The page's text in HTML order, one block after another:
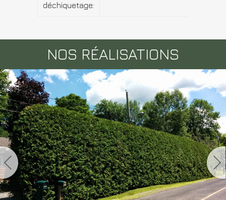
déchiquetage:
NOS RÉALISATIONS